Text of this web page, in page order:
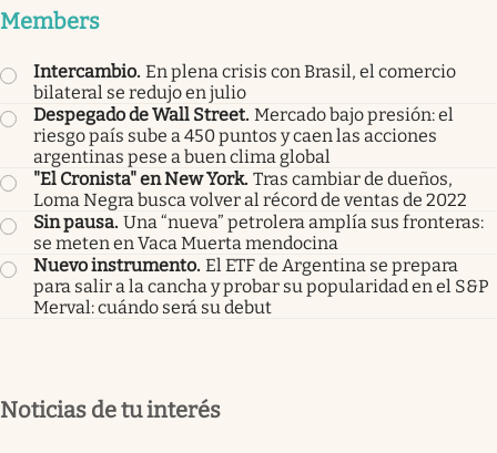
Members
Intercambio. En plena crisis con Brasil, el comercio
bilateral se redujo en julio
Despegado de Wall Street. Mercado bajo presión: el
riesgo país sube a 450 puntos y caen las acciones
argentinas pese a buen clima global
"El Cronista" en New York. Tras cambiar de dueños,
Loma Negra busca volver al récord de ventas de 2022
Sin pausa. Una “nueva” petrolera amplía sus fronteras:
se meten en Vaca Muerta mendocina
Nuevo instrumento. El ETF de Argentina se prepara
para salir a la cancha y probar su popularidad en el S&P
Merval: cuándo será su debut
Noticias de tu interés